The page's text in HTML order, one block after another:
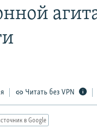
Читать без VPN
в Google